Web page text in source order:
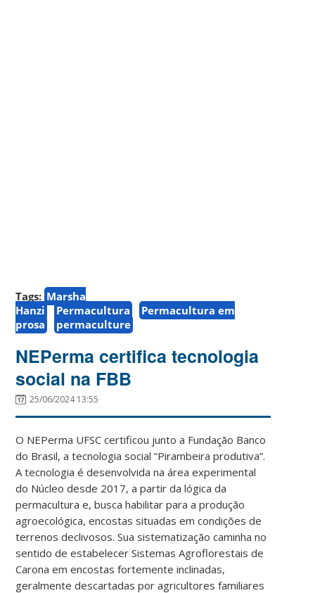
Tags: Marsha
Hanzi
Permacultura
Permacultura em
prosa
permaculture
NEPerma certifica tecnologia
social na FBB
25/06/2024 13:55
O NEPerma UFSC certificou junto a Fundação Banco
do Brasil, a tecnologia social “Pirambeira produtiva”.
A tecnologia é desenvolvida na área experimental
do Núcleo desde 2017, a partir da lógica da
permacultura e, busca habilitar para a produção
agroecológica, encostas situadas em condições de
terrenos declivosos. Sua sistematização caminha no
sentido de estabelecer Sistemas Agroflorestais de
Carona em encostas fortemente inclinadas,
geralmente descartadas por agricultores familiares